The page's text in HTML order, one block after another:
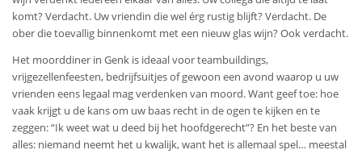
komt? Verdacht. Uw vriendin die wel érg rustig blijft? Verdacht. De
ober die toevallig binnenkomt met een nieuw glas wijn? Ook verdacht.
Het moorddiner in Genk is ideaal voor teambuildings,
vrijgezellenfeesten, bedrijfsuitjes of gewoon een avond waarop u uw
vrienden eens legaal mag verdenken van moord. Want geef toe: hoe
vaak krijgt u de kans om uw baas recht in de ogen te kijken en te
zeggen: “Ik weet wat u deed bij het hoofdgerecht”? En het beste van
alles: niemand neemt het u kwalijk, want het is allemaal spel… meestal